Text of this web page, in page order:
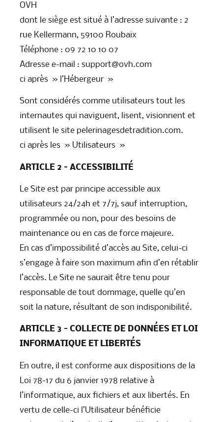
OVH
dont le siège est situé à l’adresse suivante : 2
rue Kellermann, 59100 Roubaix
Téléphone : 09 72 10 10 07
Adresse e-mail : support@ovh.com
ci après » l’Hébergeur »
Sont considérés comme utilisateurs tout les
internautes qui naviguent, lisent, visionnent et
utilisent le site pelerinagesdetradition.com.
ci après les » Utilisateurs »
ARTICLE 2 – ACCESSIBILITÉ
Le Site est par principe accessible aux
utilisateurs 24/24h et 7/7j, sauf interruption,
programmée ou non, pour des besoins de
maintenance ou en cas de force majeure.
En cas d’impossibilité d’accès au Site, celui-ci
s’engage à faire son maximum afin d’en rétablir
l’accès. Le Site ne saurait être tenu pour
responsable de tout dommage, quelle qu’en
soit la nature, résultant de son indisponibilité.
ARTICLE 3 – COLLECTE DE DONNÉES ET LOI
INFORMATIQUE ET LIBERTÉS
En outre, il est conforme aux dispositions de la
Loi 78-17 du 6 janvier 1978 relative à
l’informatique, aux fichiers et aux libertés. En
vertu de celle-ci l’Utilisateur bénéficie